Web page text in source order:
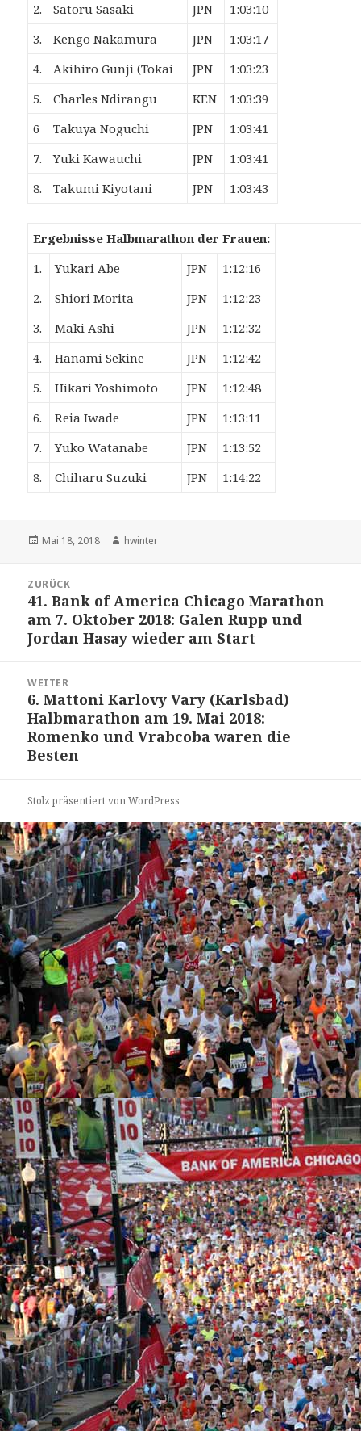
2. Satoru Sasaki JPN
1:03:10
3.
Kengo Nakamura JPN
1:03:17
4.
Akihiro Gunji (Tokai JPN
1:03:23
5.
Charles Ndirangu KEN
1:03:39
6
Takuya Noguchi JPN
1:03:41
7.
Yuki Kawauchi JPN
1:03:41
8.
Takumi Kiyotani JPN 1:03:43
Ergebnisse Halbmarathon der Frauen:
1.
Yukari Abe JPN
1:12:16
2.
Shiori Morita JPN
1:12:23
3.
Maki Ashi JPN
1:12:32
4.
Hanami Sekine JPN
1:12:42
5.
Hikari Yoshimoto JPN
1:12:48
6.
Reia Iwade JPN
1:13:11
7.
Yuko Watanabe JPN
1:13:52
8.
Chiharu Suzuki JPN 1:14:22
Veröffentlicht
Mai 18, 2018 Autor
hwinter
Navigation
ZURÜCK
Vorheriger
Beitrag:
41. Bank of America Chicago Marathon
am 7. Oktober 2018: Galen Rupp und
Jordan Hasay wieder am Start
WEITER
Nächster
Beitrag:
6. Mattoni Karlovy Vary (Karlsbad)
Halbmarathon am 19. Mai 2018:
Romenko und Vrabcoba waren die
Besten
Stolz präsentiert von WordPress